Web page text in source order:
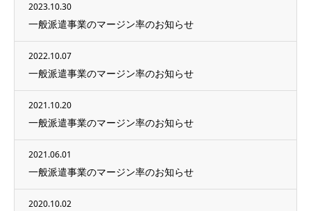
2023.10.30
一般派遣事業のマージン率のお知らせ
2022.10.07
一般派遣事業のマージン率のお知らせ
2021.10.20
一般派遣事業のマージン率のお知らせ
2021.06.01
一般派遣事業のマージン率のお知らせ
2020.10.02